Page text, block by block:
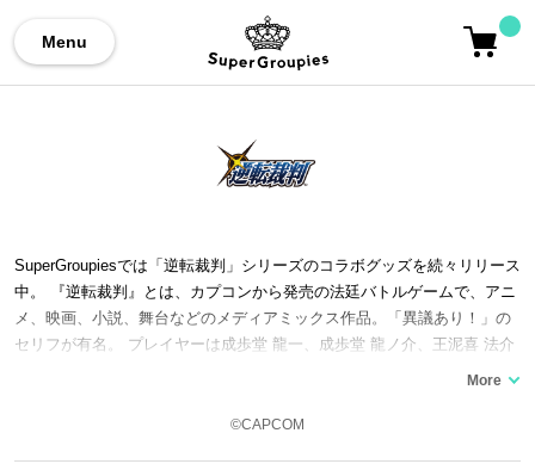
Menu
SuperGroupiesでは「逆転裁判」シリーズのコラボグッズを続々リリース
中。 『逆転裁判』とは、カプコンから発売の法廷バトルゲームで、アニ
メ、映画、小説、舞台などのメディアミックス作品。「異議あり！」の
セリフが有名。 プレイヤーは成歩堂 龍一、成歩堂 龍ノ介、王泥喜 法介
といった各シリーズの弁護士となり、被告人の無罪を証明するのが目
っている。 過去シリーズがセットになった移植版『逆転裁判123』『大
©CAPCOM